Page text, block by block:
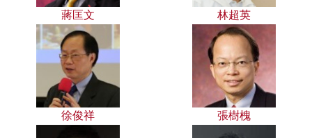
蔣匡文 林超英
徐俊祥 張樹槐